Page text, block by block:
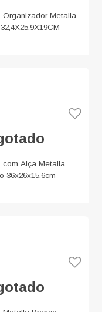
Organizador Metalla
com Alça Metalla
36x26x15,6cm